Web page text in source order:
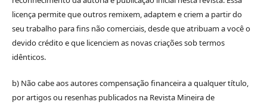
licença permite que outros remixem, adaptem e criem a partir do
seu trabalho para fins não comerciais, desde que atribuam a você o
devido crédito e que licenciem as novas criações sob termos
idênticos.
b) Não cabe aos autores compensação financeira a qualquer título,
por artigos ou resenhas publicados na Revista Mineira de